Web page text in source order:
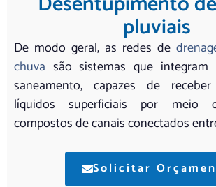
pluviais
De modo geral, as redes de
chuva são sistemas que
saneamento, capazes de
líquidos superficiais por meio
compostos de canais conectados
Solicitar